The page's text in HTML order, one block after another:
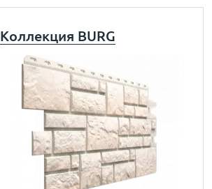
Коллекция BURG